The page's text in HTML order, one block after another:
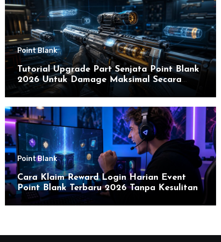
Point Blank
Tutorial Upgrade Part Senjata Point Blank
2026 Untuk Damage Maksimal Secara
Efektif
Point Blank
Cara Klaim Reward Login Harian Event
Point Blank Terbaru 2026 Tanpa Kesulitan